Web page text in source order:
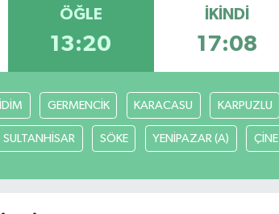
ÖĞLE
13:20
İKINDI
17:08
GERMENCİK KARACASU KARPUZLU
SULTANHİSAR SÖKE YENİPAZAR (A) ÇİNE